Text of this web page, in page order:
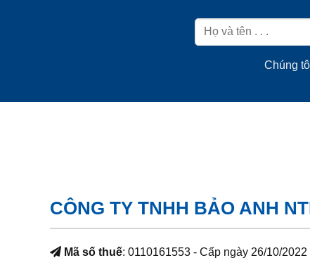
Chúng
CÔNG TY TNHH BẢO ANH
Mã số thuế: 0110161553 - Cấp ngày 26/10/